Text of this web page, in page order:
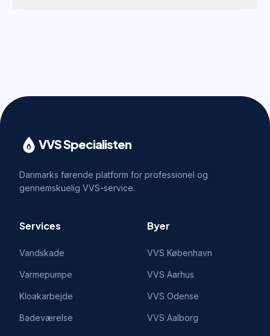
VVS Specialisten
Danmarks førende platform for professionel og
gennemskuelig VVS-service.
Services
Vandskade
Varmepumpe
Kloakarbejde
Badeværelse
Byer
VVS København
VVS Aarhus
VVS Odense
VVS Aalborg